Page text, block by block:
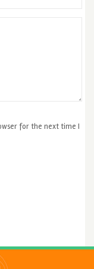
for the next time I